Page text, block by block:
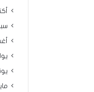
مايو